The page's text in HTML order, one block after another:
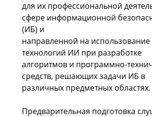
для их профессиональной
сфере информационной
(ИБ) и
направленной на использование
технологий ИИ при разработке
алгоритмов и программно-
средств, решающих задачи ИБ в
различных предметных областях.
Предварительная подготовка